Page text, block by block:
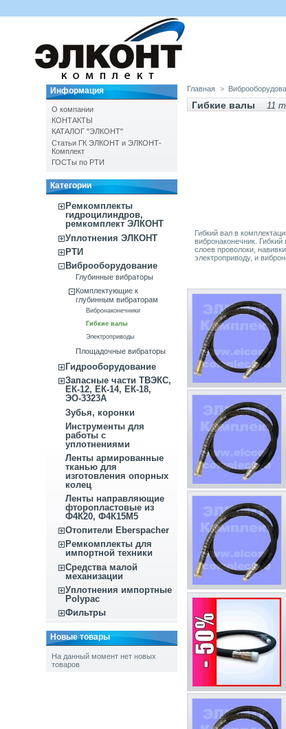
Информация
О компании
КОНТАКТЫ
КАТАЛОГ "ЭЛКОНТ"
Статьи ГК ЭЛКОНТ и ЭЛКОНТ-
Комплект
ГОСТы по РТИ
Категории
Ремкомплекты
гидроцилиндров,
ремкомплект ЭЛКОНТ
Уплотнения ЭЛКОНТ
РТИ
Виброоборудование
Глубинные вибраторы
Комплектующие к
глубинным вибраторам
Вибронаконечники
Гибкие валы
Электроприводы
Площадочные вибраторы
Гидрооборудование
Запасные части ТВЭКС,
ЕК-12, ЕК-14, ЕК-18,
ЭО-3323А
Зубья, коронки
Инструменты для
работы с
уплотнениями
Ленты армированные
тканью для
изготовления опорных
колец
Ленты направляющие
фторопластовые из
Ф4К20, Ф4К15М5
Отопители Eberspacher
Ремкомплекты для
импортной техники
Средства малой
механизации
Уплотнения импортные
Polypac
Фильтры
Новые товары
На данный момент нет новых
товаров
Главная >
Гибкие валы 11
Гибкий вал в
вибронаконечник.
слоев проволоки,
электроприводу, и